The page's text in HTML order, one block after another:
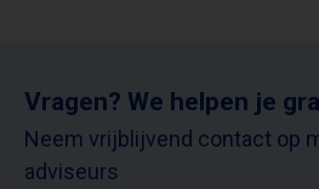
Vragen? We helpen je
Neem vrijblijvend contact op
adviseurs